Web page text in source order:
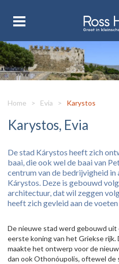
Home > Evia > Karystos
Karystos, Evia
De stad Kárystos heeft zich
baai, die ook wel de baai van
centrum van de bedrijvigheid
Kárystos. Deze is gebouwd
architectuur, dat wil zeggen
heeft zich gevleid aan de
De nieuwe stad werd gebouwd
eerste koning van het Griekse
maakte het ontwerp voor de
dan ook Othonóupolis, oftewel